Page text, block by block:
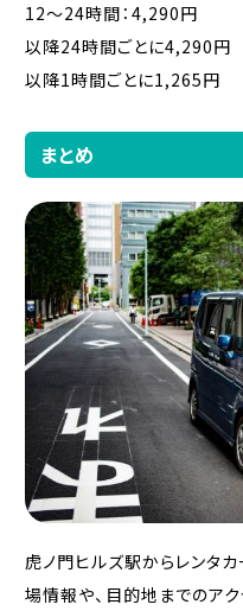
12〜24時間：4,290円
以降24時間ごとに4,290円
以降1時間ごとに1,265円
まとめ
虎ノ門ヒルズ駅からレンタ
場情報や、目的地までのア